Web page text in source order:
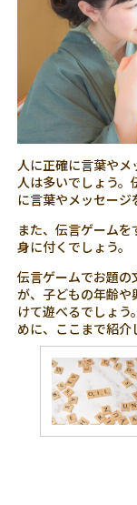
人に正確に言葉や
人は多いでしょう
に言葉やメッセージ
また、伝言ゲーム
身に付くでしょう。
伝言ゲームでお題の
が、子どもの年齢や
けて遊べるでしょ
めに、ここまで紹介